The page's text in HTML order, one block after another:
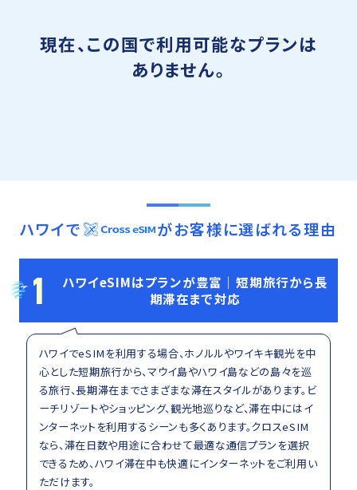
現在、この国で利用可能なプランは
ありません。
ハワイで がお客様に選ばれる理由
1
ハワイeSIMはプランが豊富｜短期旅行から長
期滞在まで対応
ハワイでeSIMを利用する場合、ホノルルやワイキキ観光を中
心とした短期旅行から、マウイ島やハワイ島などの島々を巡
る旅行、長期滞在までさまざまな滞在スタイルがあります。ビ
ーチリゾートやショッピング、観光地巡りなど、滞在中にはイ
ンターネットを利用するシーンも多くあります。クロスeSIM
なら、滞在日数や用途に合わせて最適な通信プランを選択
できるため、ハワイ滞在中も快適にインターネットをご利用い
ただけます。